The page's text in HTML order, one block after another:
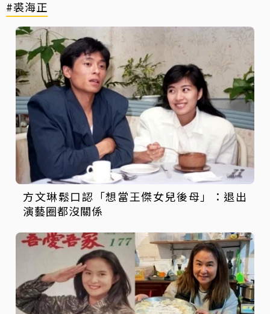
#裘海正
方文琳鬆口認「想當王傑女兒後母」：退出
演藝圈都沒關係